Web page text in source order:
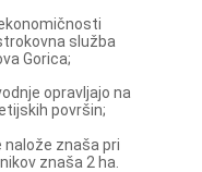
služba
Gorica;
opravljajo na
površin;
znaša pri
znaša 2 ha.